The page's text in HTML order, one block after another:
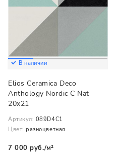
В наличии
Elios Ceramica Deco
Anthology Nordic C Nat
20x21
Артикул: 089D4C1
Цвет: разноцветная
7 000 руб./м²